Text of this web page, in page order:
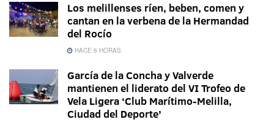
Los melillenses ríen, beben, comen y
cantan en la verbena de la Hermandad
del Rocío
HACE 6 HORAS
García de la Concha y Valverde
mantienen el liderato del VI Trofeo de
Vela Ligera ‘Club Marítimo-Melilla,
Ciudad del Deporte’